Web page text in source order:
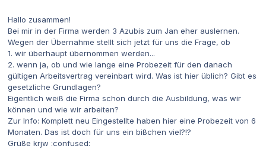
Hallo zusammen!
Bei mir in der Firma werden 3 Azubis zum Jan eher auslernen.
Wegen der Übernahme stellt sich jetzt für uns die Frage, ob
1. wir überhaupt übernommen werden...
2. wenn ja, ob und wie lange eine Probezeit für den danach
gültigen Arbeitsvertrag vereinbart wird. Was ist hier üblich? Gibt es
gesetzliche Grundlagen?
Eigentlich weiß die Firma schon durch die Ausbildung, was wir
können und wie wir arbeiten?
Zur Info: Komplett neu Eingestellte haben hier eine Probezeit von 6
Monaten. Das ist doch für uns ein bißchen viel?!?
Grüße krjw :confused: